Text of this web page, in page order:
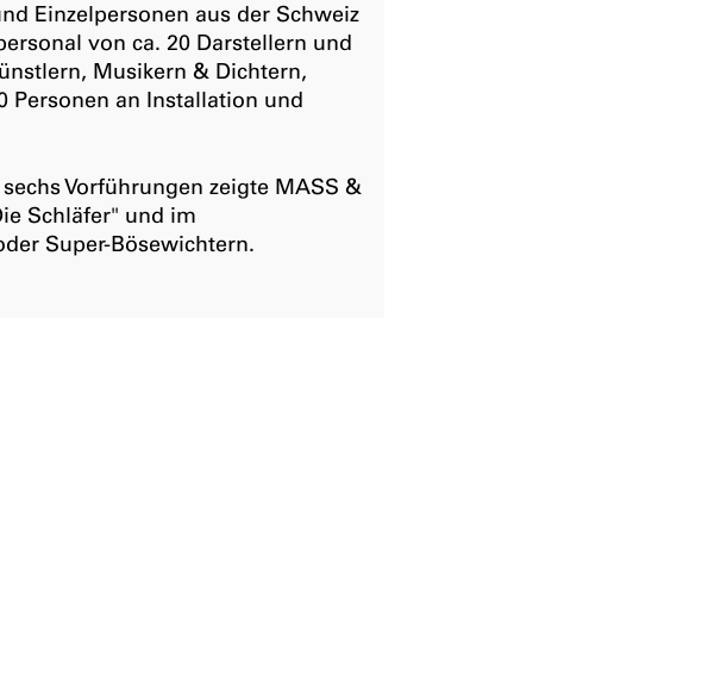
Einzelpersonen aus der Schweiz
von ca. 20 Darstellern und
Musikern & Dichtern,
Personen an Installation und
Vorführungen zeigte MASS &
Schläfer" und im
Super-Bösewichtern.